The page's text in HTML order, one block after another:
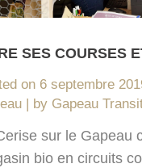
SES COURSES
on 6 septembre
by Gapeau
sur le Gapeau
bio en circuits